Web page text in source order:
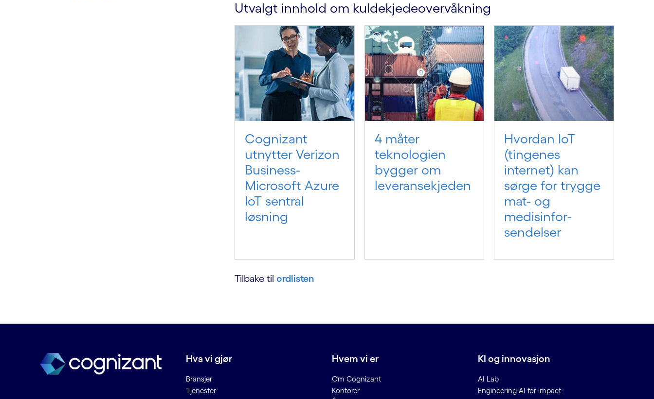
Datahygiene
Datainntak
Utvalgt innhold om kuldekjedeovervåkning
Cognizant
utnytter Verizon
Business-
Microsoft Azure
IoT sentral
løsning
4 måter
teknologien
bygger om
leveransekjeden
Hvordan IoT
(tingenes
internet) kan
sørge for trygge
mat- og
medisinfor­
sendelser
Tilbake til ordlisten
Hva vi gjør
Bransjer
Tjenester
Hvem vi er
Om Cognizant
Kontorer
KI og innovasjon
AI Lab
Engineering AI for impact